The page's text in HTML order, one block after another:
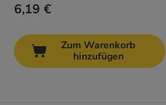
6,19 €
Zum Warenkorb
hinzufügen